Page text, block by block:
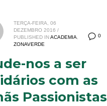
0
TERÇA-FEIRA, 06
DEZEMBRO 2016 /
PUBLISHED IN ACADEMIA,
ZONAVERDE
nos a ser
com as
Passionistas